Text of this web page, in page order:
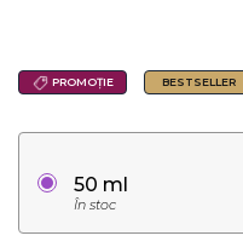
PROMOȚIE BESTSELLER
50 ml
În stoc